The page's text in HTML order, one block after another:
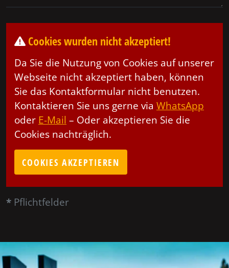
Cookies wurden nicht akzeptiert!
Da Sie die Nutzung von Cookies auf unserer
Webseite nicht akzeptiert haben, können
Sie das Kontaktformular nicht benutzen.
Kontaktieren Sie uns gerne via WhatsApp
oder E-Mail – Oder akzeptieren Sie die
Cookies nachträglich.
COOKIES AKZEPTIEREN
* Pflichtfelder